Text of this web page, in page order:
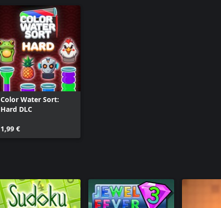
Color Water Sort:
Hard DLC
1,99 €